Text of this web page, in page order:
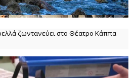
ζωντανεύει στο Θέατρο Κάππα